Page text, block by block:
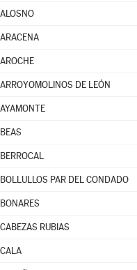
ALOSNO
ARACENA
AROCHE
ARROYOMOLINOS DE LEÓN
AYAMONTE
BEAS
BERROCAL
BOLLULLOS PAR DEL CONDADO
BONARES
CABEZAS RUBIAS
CALA